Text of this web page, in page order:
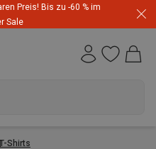
Preis! Bis zu -60 % im
Sale
T-Shirts